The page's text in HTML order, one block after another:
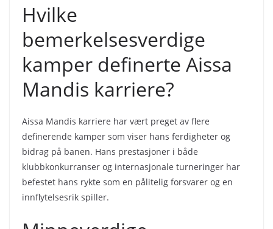
Hvilke
bemerkelsesverdige
kamper definerte Aissa
Mandis karriere?
Aissa Mandis karriere har vært preget av flere
definerende kamper som viser hans ferdigheter og
bidrag på banen. Hans prestasjoner i både
klubbkonkurranser og internasjonale turneringer har
befestet hans rykte som en pålitelig forsvarer og en
innflytelsesrik spiller.